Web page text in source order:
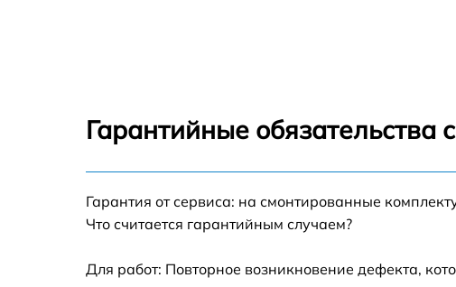
Ремонт блока управления HP X27i 2K
Замена блока питания HP X27i 2K Gaming
[8GC08AA]
2K Gaming [8GC08AA]
Гарантийные
Гарантия от сервиса: на смонтированные
Что считается гарантийным случаем?
Для работ: Повторное возникновение дефекта,